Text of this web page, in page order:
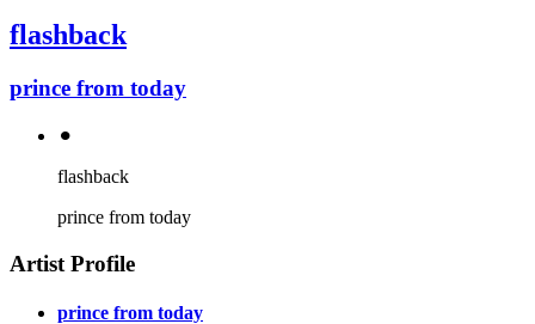
flashback
prince from today
⚫︎
flashback
prince from today
Artist Profile
prince from today